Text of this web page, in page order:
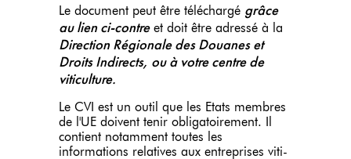
Le document peut être téléchargé grâce
au lien ci-contreet doit être adressé à la
Direction Régionale des Douanes et
Droits Indirects, ou à votre centre de
viticulture.
Le CVI est un outil que les Etats membres
de l'UE doivent tenir obligatoirement. Il
contient notamment toutes les
informations relatives aux entreprises viti-